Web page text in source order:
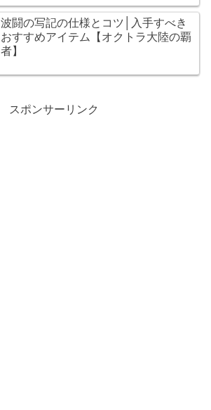
波闘の写記の仕様とコツ│入手すべき
おすすめアイテム【オクトラ大陸の覇
者】
スポンサーリンク